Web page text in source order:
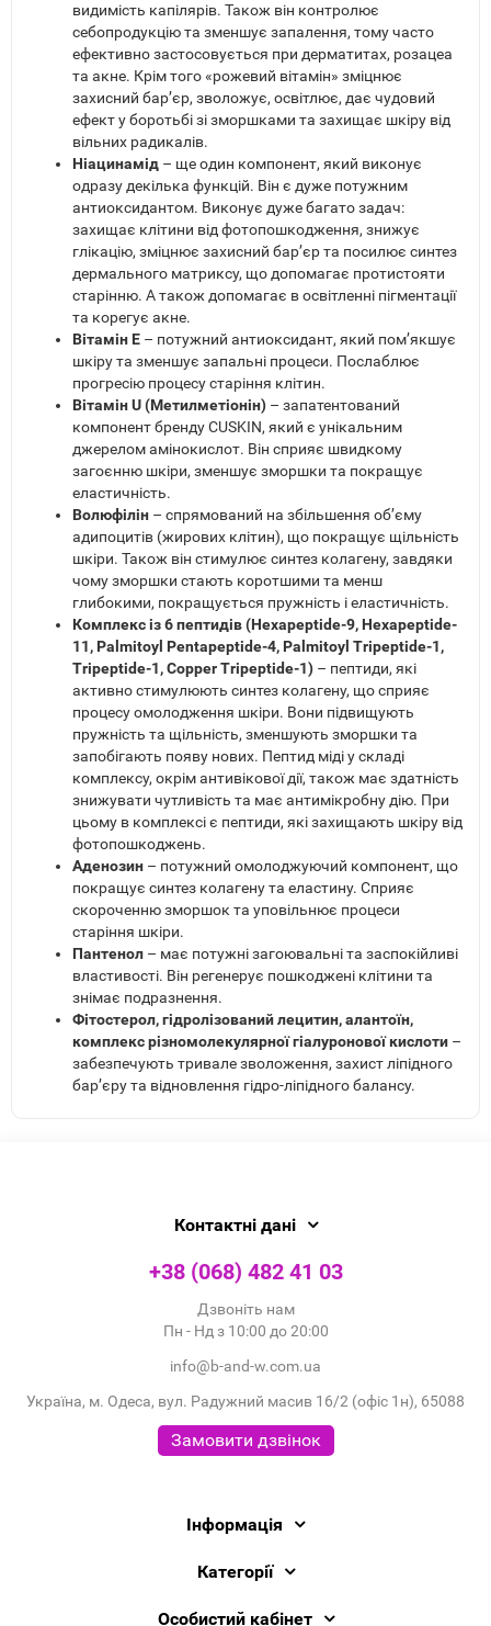
видимість капілярів. Також він контролює
себопродукцію та зменшує запалення, тому часто
ефективно застосовується при дерматитах, розацеа
та акне. Крім того «рожевий вітамін» зміцнює
захисний бар’єр, зволожує, освітлює, дає чудовий
ефект у боротьбі зі зморшками та захищає шкіру від
вільних радикалів.
Ніацинамід – ще один компонент, який виконує
одразу декілька функцій. Він є дуже потужним
антиоксидантом. Виконує дуже багато задач:
захищає клітини від фотопошкодження, знижує
глікацію, зміцнює захисний бар’єр та посилює синтез
дермального матриксу, що допомагає протистояти
старінню. А також допомагає в освітленні пігментації
та корегує акне.
Вітамін Е – потужний антиоксидант, який пом’якшує
шкіру та зменшує запальні процеси. Послаблює
прогресію процесу старіння клітин.
Вітамін U (Метилметіонін) – запатентований
компонент бренду CUSKIN, який є унікальним
джерелом амінокислот. Він сприяє швидкому
загоєнню шкіри, зменшує зморшки та покращує
еластичність.
Волюфілін – спрямований на збільшення об’єму
адипоцитів (жирових клітин), що покращує щільність
шкіри. Також він стимулює синтез колагену, завдяки
чому зморшки стають коротшими та менш
глибокими, покращується пружність і еластичність.
Комплекс із 6 пептидів (Hexapeptide-9, Hexapeptide-
11, Palmitoyl Pentapeptide-4, Palmitoyl Tripeptide-1,
Tripeptide-1, Copper Tripeptide-1) – пептиди, які
активно стимулюють синтез колагену, що сприяє
процесу омолодження шкіри. Вони підвищують
пружність та щільність, зменшують зморшки та
запобігають появу нових. Пептид міді у складі
комплексу, окрім антивікової дії, також має здатність
знижувати чутливість та має антимікробну дію. При
цьому в комплексі є пептиди, які захищають шкіру від
фотопошкоджень.
Аденозин – потужний омолоджуючий компонент, що
покращує синтез колагену та еластину. Сприяє
скороченню зморшок та уповільнює процеси
старіння шкіри.
Пантенол – має потужні загоювальні та заспокійливі
властивості. Він регенерує пошкоджені клітини та
знімає подразнення.
Фітостерол, гідролізований лецитин, алантоїн,
комплекс різномолекулярної гіалуронової кислоти –
забезпечують тривале зволоження, захист ліпідного
бар’єру та відновлення гідро-ліпідного балансу.
Контактні дані
+38 (068) 482 41 03
Дзвоніть нам
Пн - Нд з 10:00 до 20:00
info@b-and-w.com.ua
Україна, м. Одеса, вул. Радужний масив 16/2 (офіс 1н), 65088
Замовити дзвінок
Інформація
Категорії
Особистий кабінет